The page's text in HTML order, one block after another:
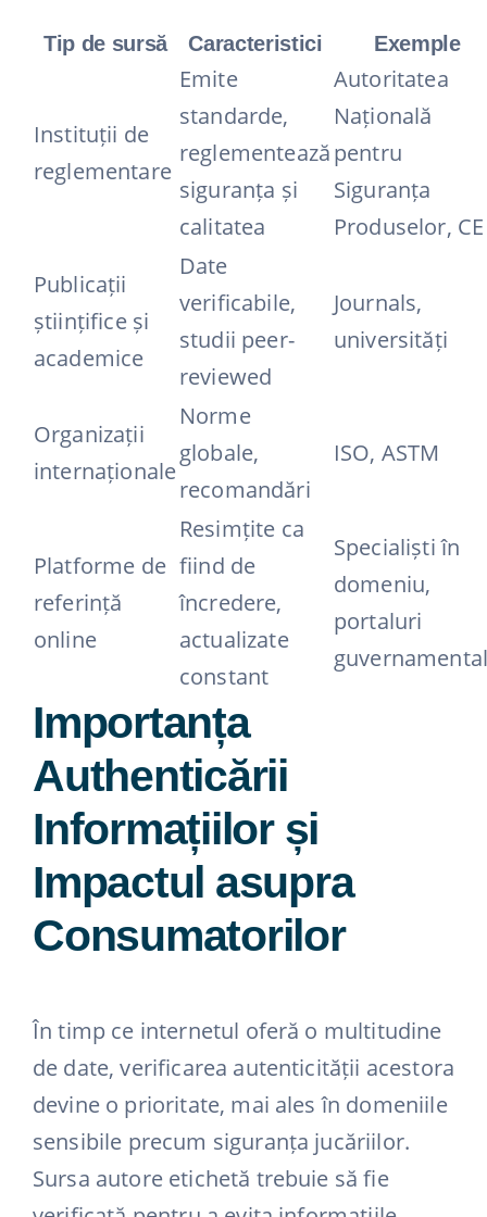
Tip de sursă Caracteristici Exemple
Instituții de
reglementare
Emite
standarde,
reglementează
siguranța și
calitatea
Autoritatea
Națională
pentru
Siguranța
Produselor, CE
Publicații
științifice și
academice
Date
verificabile,
studii peer-
reviewed
Journals,
universități
Organizații
internaționale
Norme
globale,
recomandări
ISO, ASTM
Platforme de
referință
online
Resimțite ca
fiind de
încredere,
actualizate
constant
Specialiști în
domeniu,
portaluri
Importanța
Authenticării
Informațiilor și
Impactul asupra
Consumatorilor
În timp ce internetul oferă o multitudine
de date, verificarea autenticității acestora
devine o prioritate, mai ales în domeniile
sensibile precum siguranța jucăriilor.
Sursa autore etichetă trebuie să fie